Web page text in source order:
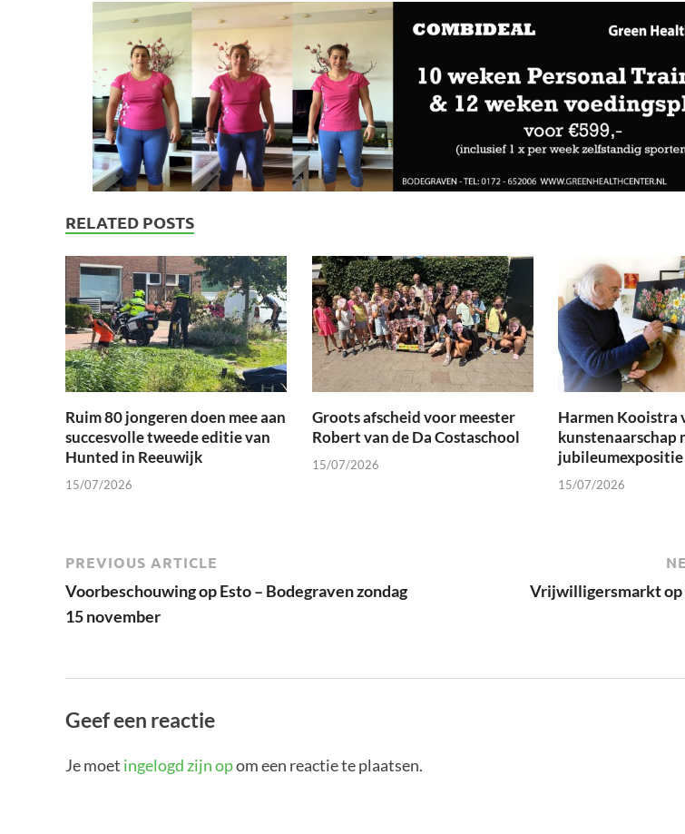
RELATED POSTS
Ruim 80 jongeren doen mee aan
succesvolle tweede editie van
Hunted in Reeuwijk
15/07/2026
Groots afscheid voor meester
Robert van de Da Costaschool
15/07/2026
Harmen Kooistra
kunstenaarschap
jubileumexpositie
15/07/2026
PREVIOUS ARTICLE
Voorbeschouwing op Esto – Bodegraven zondag
15 november
Vrijwilligersmarkt op
Geef een reactie
Je moet ingelogd zijn opom een reactie te plaatsen.